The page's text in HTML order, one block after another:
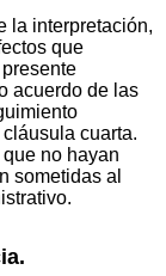
la interpretación,
que
acuerdo de las
cuarta.
no hayan
sometidas al